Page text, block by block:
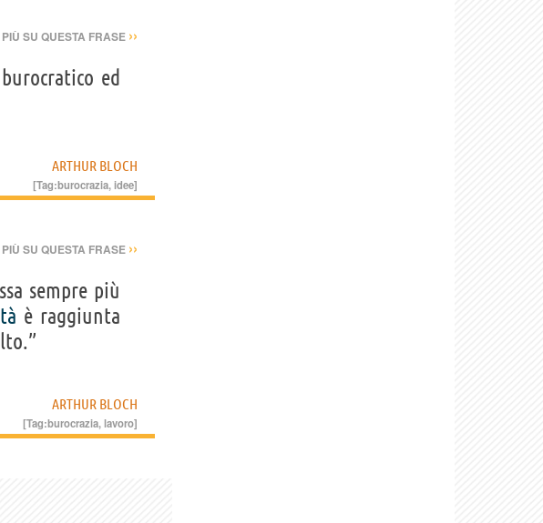
PIÙ SU QUESTA FRASE ››
ed
ARTHUR BLOCH
[Tag:burocrazia,idee]
PIÙ SU QUESTA FRASE ››
sempre più
è raggiunta
ARTHUR BLOCH
[Tag:burocrazia,lavoro]